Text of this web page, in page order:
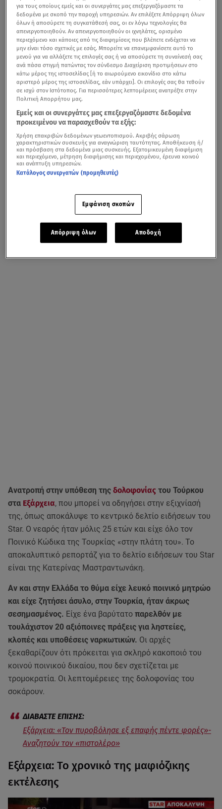
Ανατροπή στην υπόθεση της δολοφονίας του Τούρκου
στα Εξάρχεια, που μπορεί να οδηγήσει στην εξιχνίασή
της, όπως αποκάλυψε το κεντρικό δελτίο ειδήσεων του
Star. Ο νεαρός ήταν μόλις 25 ετών και είχε όλο τον
Ποινικό Κώδικα της Τουρκίας «στην πλάτη του». Το
αποκαλυπτικό ρεπορτάζ για το δελτίο ειδήσεων του Star
είναι της Κατερίνας Μαστραντωνάκη.
Αν και στην Ελλάδα το θύμα είχε λευκό ποινικό μητρώο
και είχε ζητήσει άσυλο, στην Τουρκία, ήταν άκρως
σεσημασμένος. Είχε ένα βαρύτατο παρελθόν με
τουλάχιστον 20 αξιόποινες πράξεις για ληστείες,
κλοπές και υποθέσεις ναρκωτικών. Οι αρχές
ξεκαθαρίζουν ότι πρόκειται για σκληρό κακοποιό του
κοινού ποινικού δικαίου, που δεν σχετίζεται με
τρομοκρατία. Οι λεπτομέρειες της δολοφονίας του
σοκάρουν.
Εξάρχεια: «Τον πυροβόλησε εξ επαφής πέντε φορές»-
Αναζητούν τον «πιστολέρο»
Εξάρχεια: Το χρονικό της μαφιόζικης
εκτέλεσης
για τους οποίους εμείς και οι συνεργάτες μας επεξεργαζόμαστε τα
δεδομένα με σκοπό την παροχή υπηρεσιών. Αν επιλέξετε Απόρριψη όλων
όλων ή αποσύρετε τη συγκατάθεσή σας, οι εν λόγω τεχνολογίες θα
απενεργοποιηθούν. Αν απενεργοποιηθούν οι ιχνηλάτες, ορισμένο
περιεχόμενο και κάποιες από τις διαφημίσεις που βλέπετε ενδέχεται να
μην είναι τόσο σχετικές με εσάς. Μπορείτε να επανεμφανίσετε αυτό το
μενού για να αλλάξετε τις επιλογές σας ή να αποσύρετε τη συναίνεσή σας
ανά πάσα στιγμή πατώντας τον σύνδεσμο Διαχείριση προτιμήσεων στο
κάτω μέρος της ιστοσελίδας [ή το αιωρούμενο εικονίδιο στο κάτω
αριστερό μέρος της ιστοσελίδας, εάν υπάρχει]. Οι επιλογές σας θα τεθούν
σε ισχύ στον Ιστότοπος. Για περισσότερες λεπτομέρειες ανατρέξτε στην
Πολιτική Απορρήτου μας.
Εμείς και οι συνεργάτες μας επεξεργαζόμαστε δεδομένα
προκειμένου να παρασχεθούν τα εξής:
Χρήση επακριβών δεδομένων γεωεντοπισμού. Ακριβής σάρωση
χαρακτηριστικών συσκευής για αναγνώριση ταυτότητας. Αποθήκευση ή/
και πρόσβαση στα δεδομένα μιας συσκευής. Εξατομικευμένη διαφήμιση
και περιεχόμενο, μέτρηση διαφήμισης και περιεχομένου, έρευνα κοινού
και ανάπτυξη υπηρεσιών.
Κατάλογος συνεργατών (προμηθευτές)
Εμφάνιση σκοπών
Απόρριψη όλων Αποδοχή